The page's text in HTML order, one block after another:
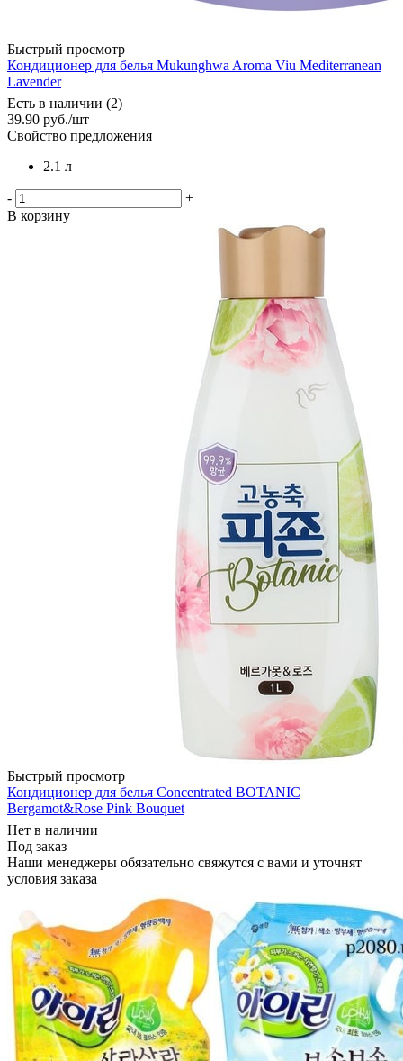
Быстрый просмотр
Кондиционер для белья Mukunghwa Aroma Viu Mediterranean
Lavender
Есть в наличии (2)
39.90 руб./шт
Свойство предложения
2.1 л
-
+
В корзину
Быстрый просмотр
Кондиционер для белья Concentrated BOTANIC
Bergamot&Rose Pink Bouquet
Нет в наличии
Под заказ
Наши менеджеры обязательно свяжутся с вами и уточнят
условия заказа